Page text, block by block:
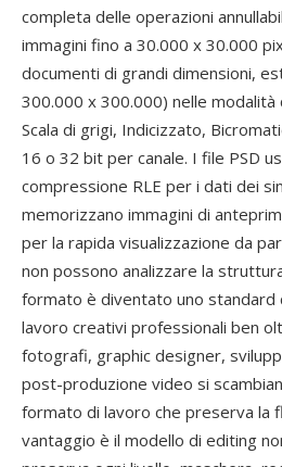
completa delle operazioni
immagini fino a 30.000 x 30.000
documenti di grandi dimensioni,
300.000 x 300.000) nelle modalità
Scala di grigi, Indicizzato,
16 o 32 bit per canale. I file PSD
compressione RLE per i dati dei
memorizzano immagini di
per la rapida visualizzazione da
non possono analizzare la
formato è diventato uno standard
lavoro creativi professionali ben
fotografi, graphic designer,
post-produzione video si
formato di lavoro che preserva la
vantaggio è il modello di editing